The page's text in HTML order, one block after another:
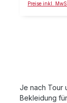
von Smartphone
100%
Preise inkl.
Je nach Tour
Bekleidung